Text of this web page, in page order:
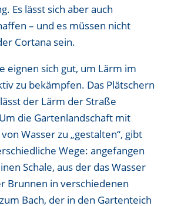
Es lässt sich aber auch
– und es müssen nicht
Cortana sein.
eignen sich gut, um Lärm im
zu bekämpfen. Das Plätschern
der Lärm der Straße
die Gartenlandschaft mit
Wasser zu „gestalten“, gibt
Wege: angefangen
Schale, aus der das Wasser
Brunnen in verschiedenen
Bach, der in den Gartenteich